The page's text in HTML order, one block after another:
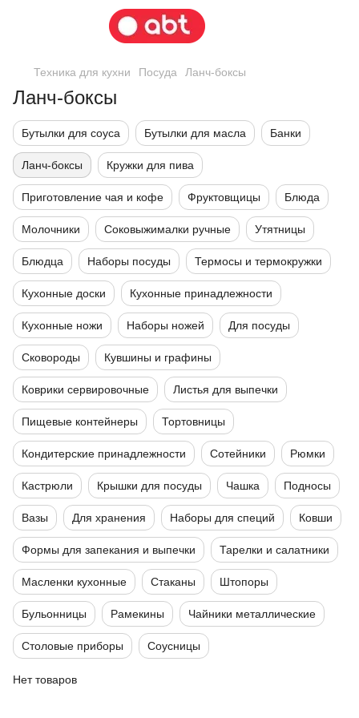
Техника для кухни Посуда Ланч-боксы
Ланч-боксы
Бутылки для соуса Бутылки для масла Банки
Ланч-боксы Кружки для пива
Приготовление чая и кофе Фруктовщицы Блюда
Молочники Соковыжималки ручные Утятницы
Блюдца Наборы посуды Термосы и термокружки
Кухонные доски Кухонные принадлежности
Кухонные ножи Наборы ножей Для посуды
Сковороды Кувшины и графины
Коврики сервировочные Листья для выпечки
Пищевые контейнеры Тортовницы
Кондитерские принадлежности Сотейники Рюмки
Кастрюли Крышки для посуды Чашка Подносы
Вазы Для хранения Наборы для специй Ковши
Формы для запекания и выпечки Тарелки и салатники
Масленки кухонные Стаканы Штопоры
Бульонницы Рамекины Чайники металлические
Столовые приборы Соусницы
Нет товаров